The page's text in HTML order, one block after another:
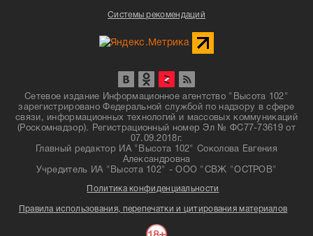
Системы рекомендаций
Сетевое издание Информационное агентство "Высота 102"
зарегистрировано Федеральной службой по надзору в сфере
связи, информационных технологий и массовых коммуникаций
(Роскомнадзор). Регистрационный номер Эл № ФС77-73619 от
07.09.2018г.
Главный редактор ИА "Высота 102" Соколова Евгения
Александровна
Учредитель ИА "Высота 102" - ООО "СВЖ "ОСТРОВ"
Политика конфиденциальности
Правила использования, перепечатки и цитирования материалов